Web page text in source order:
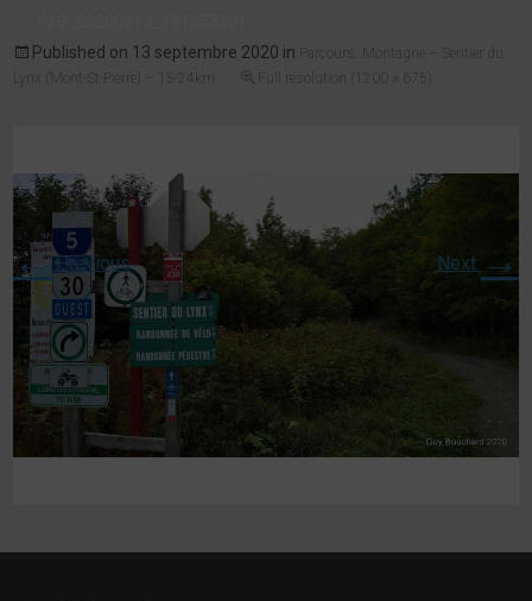
Published on 13 septembre 2020 in
Parcours: Montagne – Sentier du
Lynx (Mont-St-Pierre) – 15-24km
Full resolution (1200 × 675)
←Previous Next →